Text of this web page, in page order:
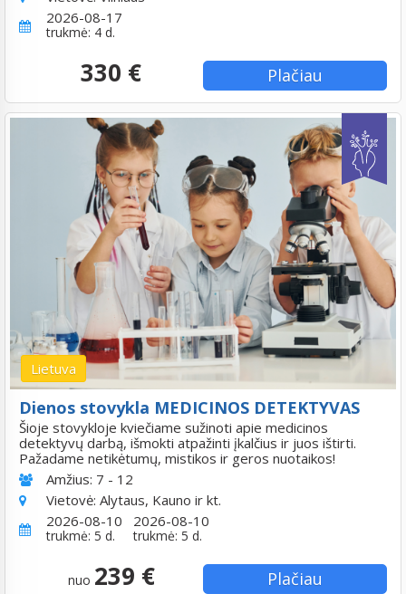
2026-08-17
trukmė: 4 d.
330 € Plačiau
Lietuva
Dienos stovykla MEDICINOS DETEKTYVAS
Šioje stovykloje kviečiame sužinoti apie medicinos
detektyvų darbą, išmokti atpažinti įkalčius ir juos ištirti.
Pažadame netikėtumų, mistikos ir geros nuotaikos!
Amžius: 7 - 12
Vietovė: Alytaus, Kauno ir kt.
2026-08-10
trukmė: 5 d.
2026-08-10
trukmė: 5 d.
nuo 239 € Plačiau